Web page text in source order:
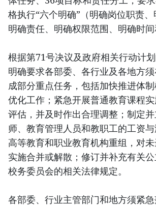
格执行“六个明确”（明确岗位职责、
明确责任、明确权限范围、明确时间
根据第71号决议及政府相关行动计
明确要求各部委、各行业及各地方
成部分重点任务，包括加快推进体
优化工作；紧急开展普通教育课程
评估，并及时作出合理调整；制定
师、教育管理人员和教职工的工资
高等教育和职业教育机构重组，对
实施合并或解散；修订并补充有关
校务委员会的相关法律规定。
各部委、行业主管部门和地方须紧急